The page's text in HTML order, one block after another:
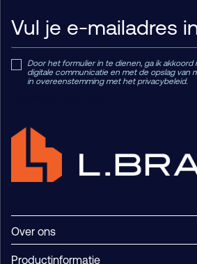
Door het formulier in te dienen, ga ik
digitale communicatie en met de opslag van
in overeenstemming met het privacybeleid.
Over ons
Productinformatie